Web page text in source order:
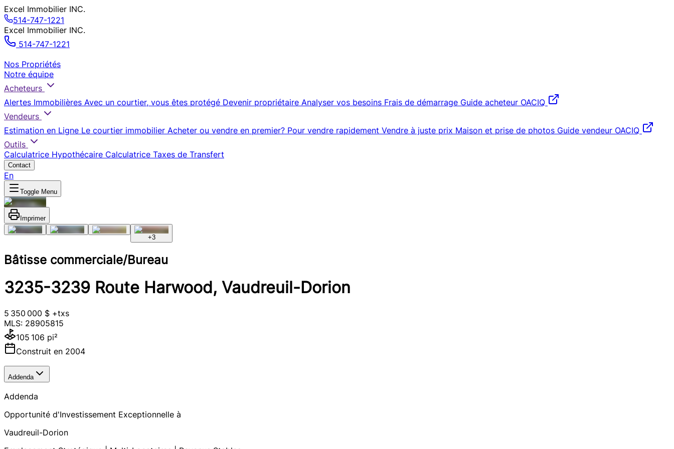
Excel Immobilier INC.
514-747-1221
Excel Immobilier INC.
514-747-1221
Nos Propriétés
Notre équipe
Acheteurs
Alertes Immobilières Avec un courtier, vous êtes protégé Devenir propriétaire Analyser vos besoins Frais de démarrage Guide acheteur OACIQ
Vendeurs
Estimation en Ligne Le courtier immobilier Acheter ou vendre en premier? Pour vendre rapidement Vendre à juste prix Maison et prise de photos Guide vendeur OACIQ
Outils
Calculatrice Hypothécaire Calculatrice Taxes de Transfert
Contact
En
Toggle Menu
Imprimer
+3
Bâtisse commerciale/Bureau
3235-3239 Route Harwood, Vaudreuil-Dorion
5 350 000 $ +txs
MLS: 28905815
105 106 pi²
Construit en 2004
Addenda
Addenda
Opportunité d'Investissement Exceptionnelle à
Vaudreuil-Dorion